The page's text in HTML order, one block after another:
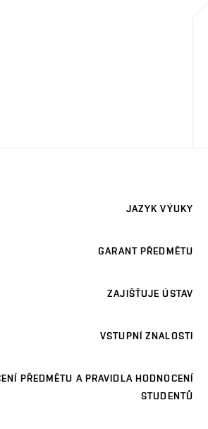
JAZYK VÝUKY
GARANT PŘEDMĚTU
ZAJIŠŤUJE ÚSTAV
VSTUPNÍ ZNALOSTI
PŘEDMĚTU A PRAVIDLA HODNOCENÍ
STUDENTŮ